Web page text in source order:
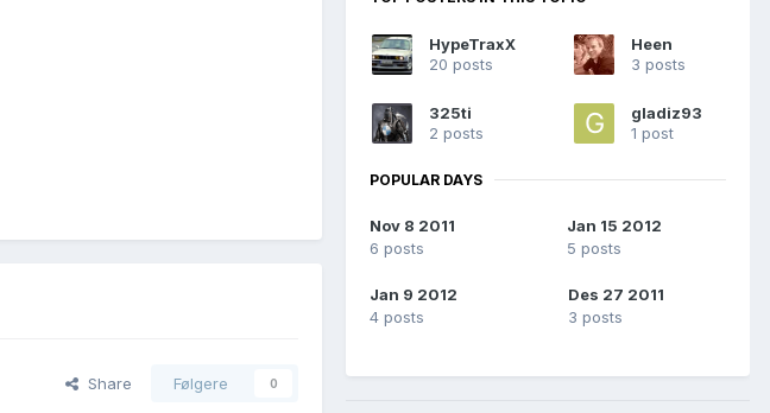
Share Følgere 0
HypeTraxX
20 posts
Heen
3 posts
325ti
2 posts
gladiz93
1 post
POPULAR DAYS
Nov 8 2011
6 posts
Jan 15 2012
5 posts
Jan 9 2012
4 posts
Des 27 2011
3 posts